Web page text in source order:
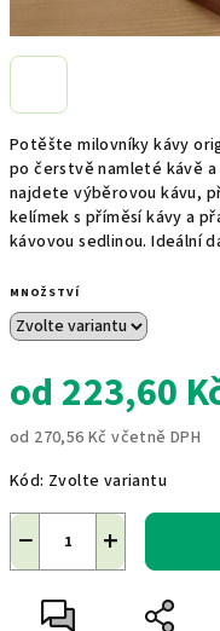
Potěšte milovníky kávy
po čerstvě namleté kávě
najdete výběrovou kávu,
kelímek s příměsí kávy a
kávovou sedlinou. Ideální
MNOŽSTVÍ
od 223,60
od 270,56 Kč včetně DPH
cena:
Kód: Zvolte variantu
+
−